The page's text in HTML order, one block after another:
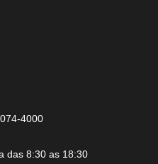
4000
das 8:30 as 18:30